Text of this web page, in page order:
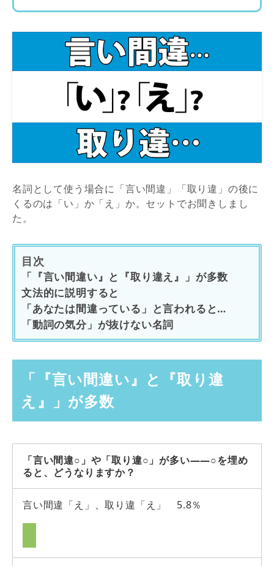
名詞として使う場合に「言い間違」「取り違」の後に
くるのは「い」か「え」か。セットでお聞きしまし
た。
目次
「『言い間違い』と『取り違え』」が多数
文法的に説明すると
「あなたは間違っている」と言われると…
「動詞の気分」が抜けない名詞
「『言い間違い』と『取り違
え』」が多数
「言い間違○」や「取り違○」が多い――○を埋め
ると、どうなりますか？
言い間違「え」、取り違「え」 5.8％